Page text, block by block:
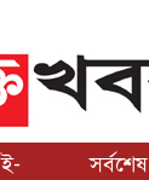
ই-
সর্বশেষ